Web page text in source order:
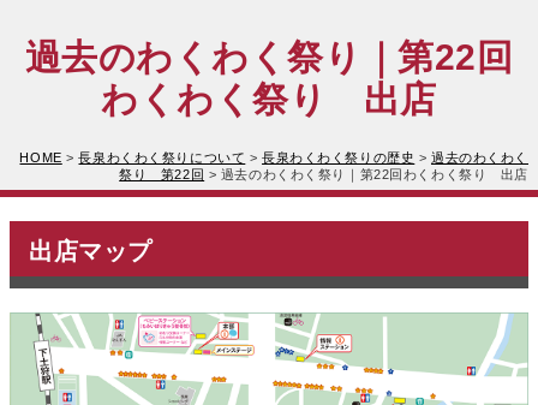
過去のわくわく祭り｜第22回
わくわく祭り 出店
HOME >長泉わくわく祭りについて >長泉わくわく祭りの歴史 >過去のわくわく
祭り 第22回 > 過去のわくわく祭り｜第22回わくわく祭り 出店
出店マップ